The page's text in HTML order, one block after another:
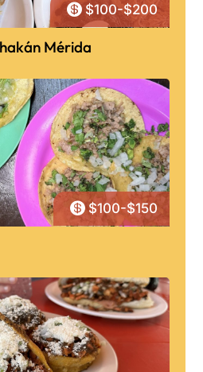
 $100-$200
Mérida
 $100-$150